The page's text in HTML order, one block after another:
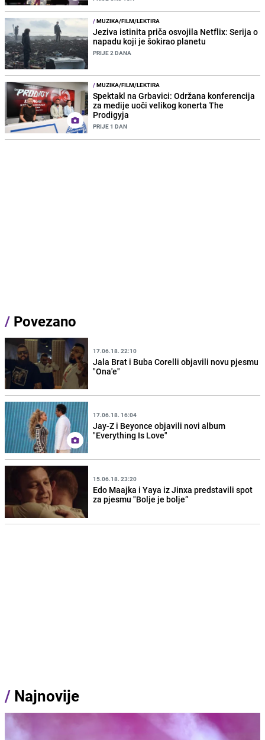
/MUZIKA/FILM/LEKTIRA
Jeziva istinita priča osvojila Netflix: Serija o
napadu koji je šokirao planetu
PRIJE 2 DANA
/MUZIKA/FILM/LEKTIRA
Spektakl na Grbavici: Održana konferencija
za medije uoči velikog konerta The
Prodigyja
PRIJE 1 DAN
/ Povezano
17.06.18. 22:10
Jala Brat i Buba Corelli objavili novu pjesmu
"Ona'e"
17.06.18. 16:04
Jay-Z i Beyonce objavili novi album
"Everything Is Love"
15.06.18. 23:20
Edo Maajka i Yaya iz Jinxa predstavili spot
za pjesmu "Bolje je bolje“
/ Najnovije